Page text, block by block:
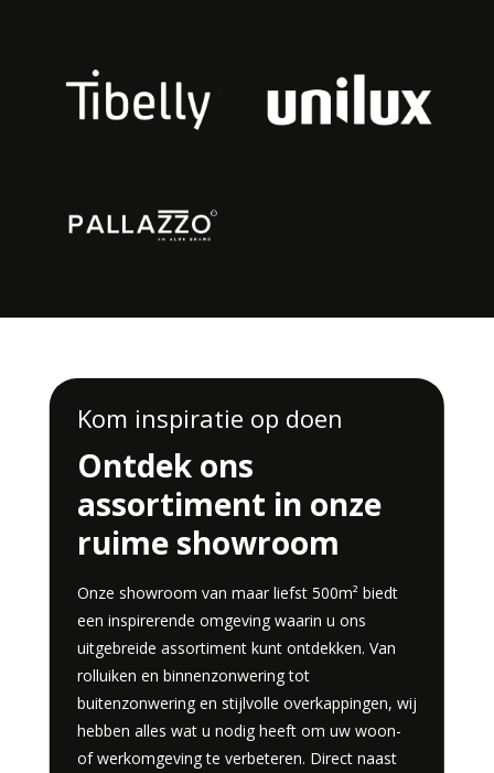
Kom inspiratie op doen
Ontdek ons
assortiment in onze
ruime showroom
Onze showroom van maar liefst 500m² biedt
een inspirerende omgeving waarin u ons
uitgebreide assortiment kunt ontdekken. Van
rolluiken en binnenzonwering tot
buitenzonwering en stijlvolle overkappingen, wij
hebben alles wat u nodig heeft om uw woon-
of werkomgeving te verbeteren. Direct naast